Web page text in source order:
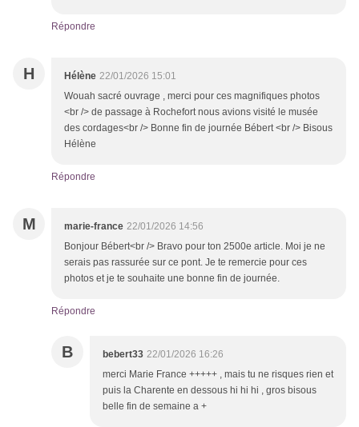
Répondre
H Hélène 22/01/2026 15:01
Wouah sacré ouvrage , merci pour ces magnifiques photos
<br /> de passage à Rochefort nous avions visité le musée
des cordages<br /> Bonne fin de journée Bébert <br /> Bisous
Hélène
Répondre
M marie-france 22/01/2026 14:56
Bonjour Bébert<br /> Bravo pour ton 2500e article. Moi je ne
serais pas rassurée sur ce pont. Je te remercie pour ces
photos et je te souhaite une bonne fin de journée.
Répondre
B bebert33 22/01/2026 16:26
merci Marie France +++++ , mais tu ne risques rien et
puis la Charente en dessous hi hi hi , gros bisous
belle fin de semaine a +